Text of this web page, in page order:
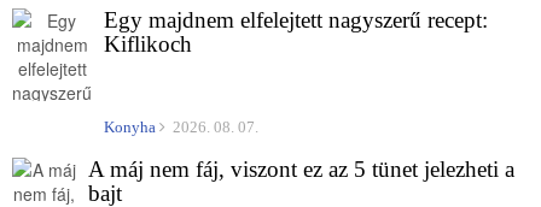
Egy majdnem elfelejtett nagyszerű recept:
Kiflikoch
Konyha 2026. 08. 07.
A máj nem fáj, viszont ez az 5 tünet jelezheti a
bajt